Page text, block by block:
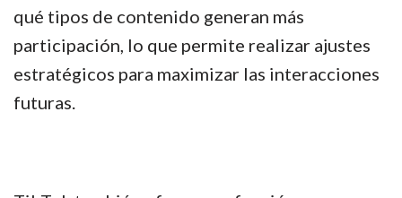
qué tipos de contenido generan más
participación, lo que permite realizar ajustes
estratégicos para maximizar las interacciones
futuras.